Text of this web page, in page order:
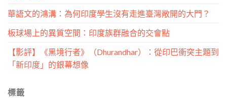
華語文的鴻溝：為何印度學生沒有走進臺灣敞開的大門？
板球場上的異質空間：印度族群融合的交會點
【影評】《黑境行者》（Dhurandhar）：從印巴衝突主題到
「新印度」的銀幕想像
標籤